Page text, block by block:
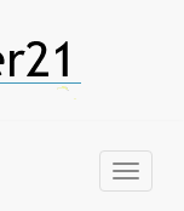
Menu